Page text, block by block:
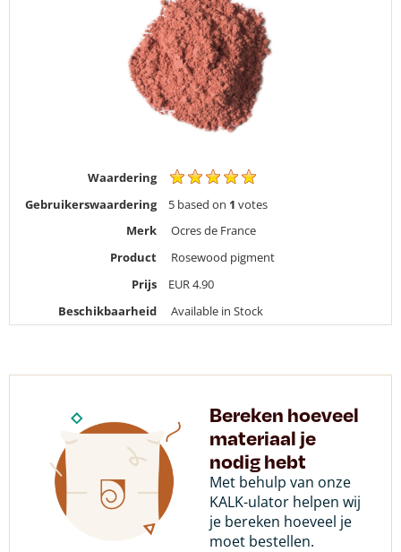
Waardering
Gebruikerswaardering
5based on 1 votes
Merk
Ocres de France
Product
Rosewood pigment
Prijs
EUR4.90
Beschikbaarheid
Available in Stock
Bereken hoeveel
materiaal je
nodig hebt
Met behulp van onze
KALK-ulator helpen wij
je bereken hoeveel je
moet bestellen.